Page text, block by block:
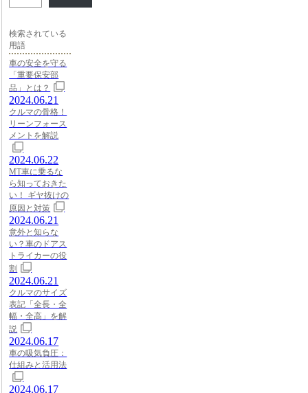
検索されている
用語
車の安全を守る
「重要保安部
品」とは？
2024.06.21
クルマの骨格！
リーンフォース
メントを解説
2024.06.22
MT車に乗るな
ら知っておきた
い！ ギヤ抜けの
原因と対策
2024.06.21
意外と知らな
い？車のドアス
トライカーの役
割
2024.06.21
クルマのサイズ
表記「全長・全
幅・全高」を解
説
2024.06.17
車の吸気負圧：
仕組みと活用法
2024.06.17